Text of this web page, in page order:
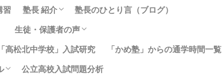
習 塾長 紹介
塾長のねがい
塾長、島千恵子の指導論
塾長のひとり言（ブログ）
生徒・保護者の声
高松北中学校合格者の声
高松北中学校」入試研究
「かめ塾」からの通学時間一覧
公立高校入試問題分析